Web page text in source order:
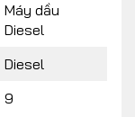
Máy dầu
Diesel
Diesel
9